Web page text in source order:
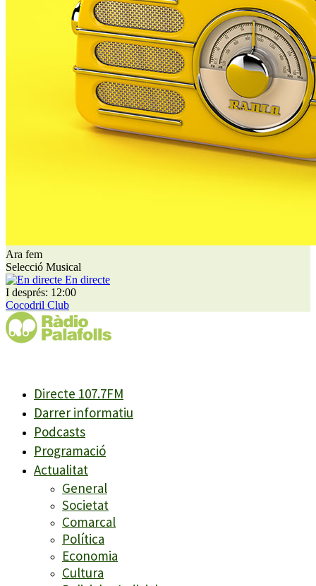
Ara fem
Selecció Musical
En directe
I després: 12:00
Cocodril Club
Directe 107.7FM
Darrer informatiu
Podcasts
Programació
Actualitat
General
Societat
Comarcal
Política
Economia
Cultura